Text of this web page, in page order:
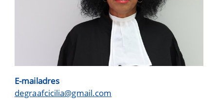
E-mailadres
degraafcicilia@gmail.com